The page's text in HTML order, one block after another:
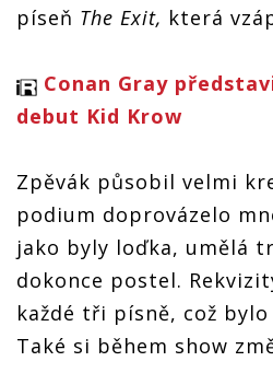
píseň The Exit, která
Conan Gray
debut Kid Krow
Zpěvák působil velmi
podium doprovázelo
jako byly loďka, umělá
dokonce postel.
každé tři písně, což
Také si během show